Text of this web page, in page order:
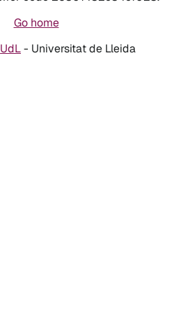
Go home
UdL- Universitat de Lleida